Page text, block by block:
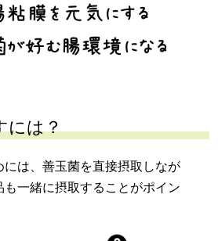
には？
は、善玉菌を直接摂取しなが
一緒に摂取することがポイン